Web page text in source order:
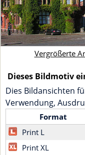
Vergrößerte
Dieses Bildmotiv
Dies Bildansichten
Verwendung,
Format
Print L
Print XL